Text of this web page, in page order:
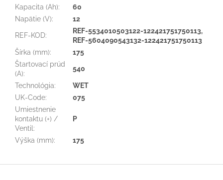
Kapacita (Ah):
60
Napätie (V): 12
REF-KOD:
REF-5534010503122-122421751750113,
REF-5604090543132-122421751750113
Šírka (mm):
175
Štartovací prúd
(A):
540
Technológia:
WET
UK-Code:
075
Umiestnenie
kontaktu (+) /
Ventil :
P
Výška (mm): 175
Z